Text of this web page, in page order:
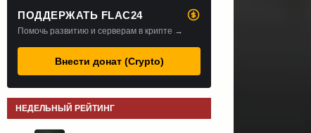
ПОДДЕРЖАТЬ FLAC24
Помочь развитию и серверам в крипте →
Внести донат (Crypto)
НЕДЕЛЬНЫЙ РЕЙТИНГ